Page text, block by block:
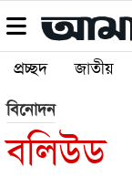
প্রচ্ছদ জাতীয়
বিনোদন
বলিউড